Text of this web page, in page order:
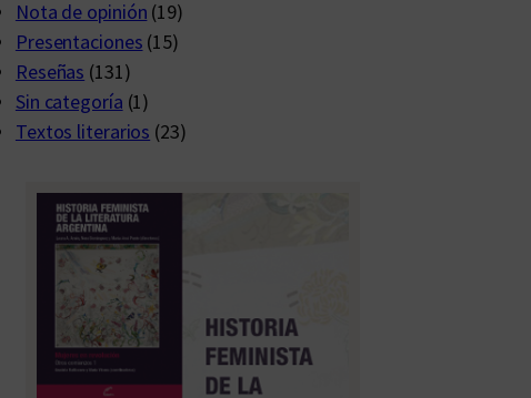
Nota de opinión (19)
Presentaciones (15)
Reseñas (131)
Sin categoría (1)
Textos literarios (23)